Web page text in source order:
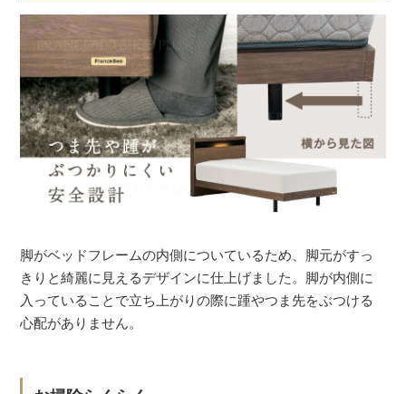
脚がベッドフレームの内側についているため、脚元がすっ
きりと綺麗に見えるデザインに仕上げました。脚が内側に
入っていることで立ち上がりの際に踵やつま先をぶつける
心配がありません。